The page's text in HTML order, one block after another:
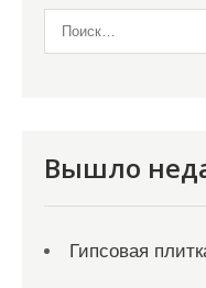
м
Вышло
Гипсовая